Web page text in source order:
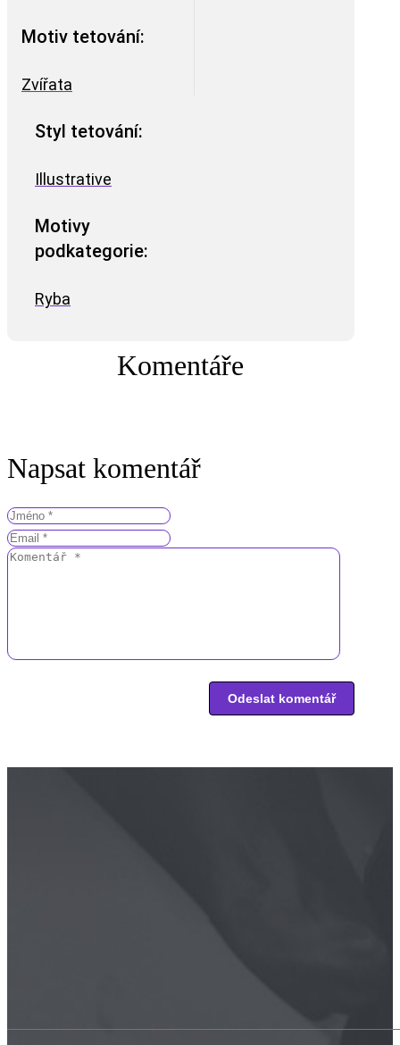
Motiv tetování:
Zvířata
Styl tetování:
Illustrative
Motivy
podkategorie:
Ryba
Komentáře
Napsat komentář